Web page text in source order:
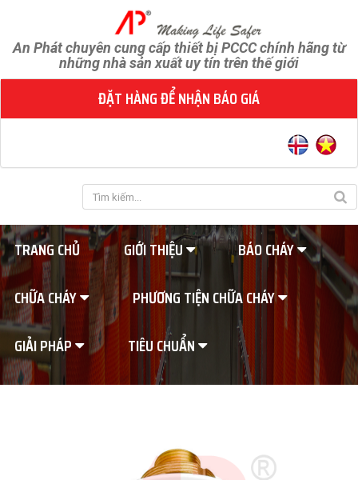
An Phát chuyên cung cấp thiết bị PCCC chính hãng từ
những nhà sản xuất uy tín trên thế giới
ĐẶT HÀNG ĐỂ NHẬN BÁO GIÁ
TRANG CHỦ GIỚI THIỆU
BÁO CHÁY
CHỮA CHÁY
PHƯƠNG TIỆN CHỮA CHÁY
GIẢI PHÁP
TIÊU CHUẨN